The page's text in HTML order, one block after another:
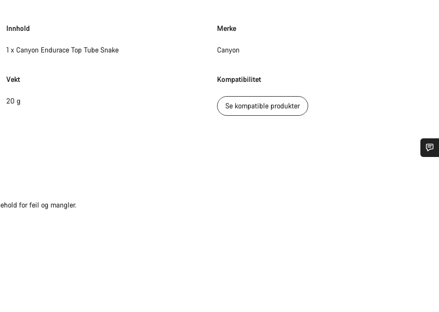
Innhold
1 x Canyon Endurace Top Tube Snake
Merke
Canyon
Vekt
20 g
Kompatibilitet
Se kompatible produkter
for feil og mangler.